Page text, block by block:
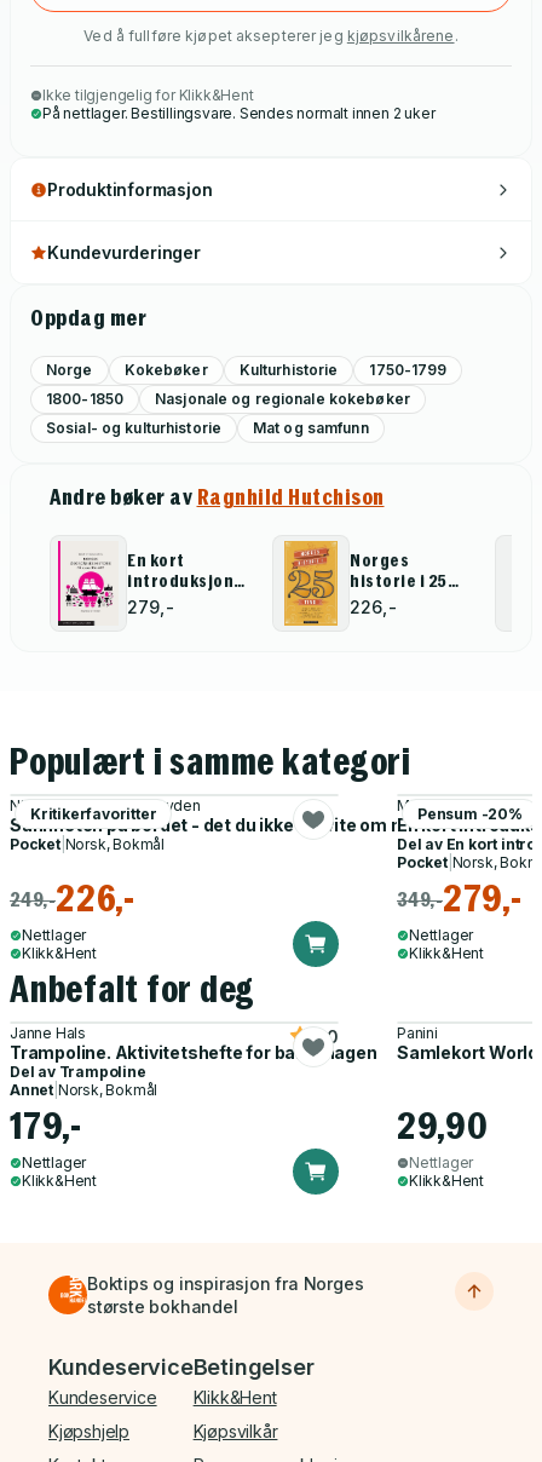
Ved å fullføre kjøpet aksepterer jeg kjøpsvilkårene .
Ikke tilgjengelig for Klikk&Hent
På nettlager. Bestillingsvare. Sendes normalt innen 2 uker
Produktinformasjon
Kundevurderinger
Oppdag mer
Norge Kokebøker Kulturhistorie
1750-1799
1800-1850
Nasjonale og regionale kokebøker
Sosial- og kulturhistorie
Mat og samfunn
Andre bøker av Ragnhild Hutchison
En kort
introduksjon
til Norges
økonomiske
279,-
Norges
historie i 25
ting
226,-
Populært i samme kategori
Kritikerfavoritter
Niels Christian Geelmuyden
Sannheten på bordet - det du ikke får vite om maten din
Pocket| Norsk, Bokmål
249,-226,-
Nettlager
Klikk&Hent
Pensum -20%
Merethe Roos
En kort
Del av En kort
Pocket| Norsk,
349,-279,-
Nettlager
Klikk&Hent
Anbefalt for deg
Janne Hals
Trampoline. Aktivitetshefte for barnehagen
5.0
Del av Trampoline
Annet Norsk, Bokmål
179,-
Nettlager
Klikk&Hent
Panini
Samlekort
29,90
Nettlager
Klikk&Hent
Boktips og inspirasjon fra Norges
største bokhandel
Bunnmeny
Kundeservice
Kundeservice
Kjøpshjelp
Betingelser
Klikk&Hent
Kjøpsvilkår